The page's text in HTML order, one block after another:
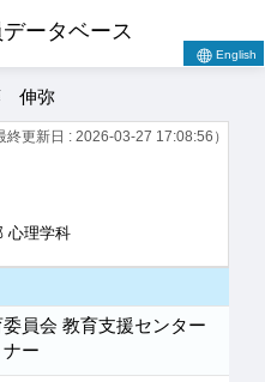
ータベース
English
伸弥
終更新日 : 2026-03-27 17:08:56）
心理学科
員会 教育支援センター
ー